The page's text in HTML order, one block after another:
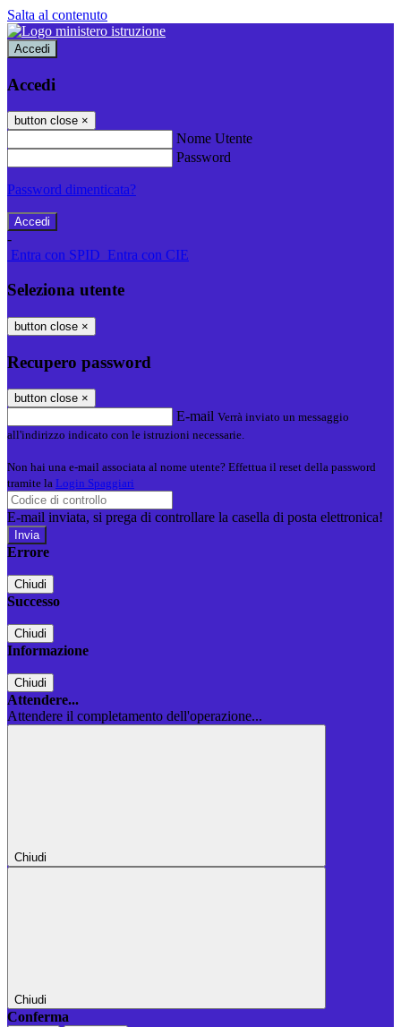
Salta al contenuto
Accedi
Accedi
button close ×
Nome Utente
Password
Password dimenticata?
-
Entra con SPID Entra con CIE
Seleziona utente
button close ×
Recupero password
button close ×
E-mail Verrà inviato un messaggio
all'indirizzo indicato con le istruzioni necessarie.
Non hai una e-mail associata al nome utente? Effettua il reset della password
tramite la Login Spaggiari
E-mail inviata, si prega di controllare la casella di posta elettronica!
Errore
Chiudi
Successo
Chiudi
Informazione
Chiudi
Attendere...
Attendere il completamento dell'operazione...
Chiudi
Chiudi
Conferma